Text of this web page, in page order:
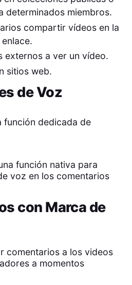
determinados miembros.
compartir vídeos en la
externos a ver un vídeo.
sitios web.
de Voz
función dedicada de
función nativa para
voz en los comentarios
con Marca de
comentarios a los videos
a momentos